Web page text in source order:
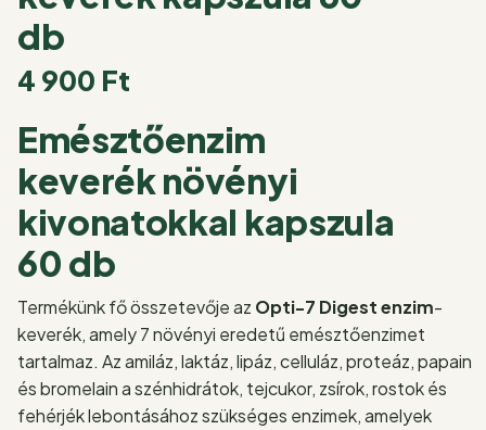
db
4 900 Ft
Emésztőenzim
keverék növényi
kivonatokkal kapszula
60 db
Termékünk fő összetevője az Opti-7 Digest enzim-
keverék, amely 7 növényi eredetű emésztőenzimet
tartalmaz. Az amiláz, laktáz, lipáz, celluláz, proteáz, papain
és bromelain a szénhidrátok, tejcukor, zsírok, rostok és
fehérjék lebontásához szükséges enzimek, amelyek